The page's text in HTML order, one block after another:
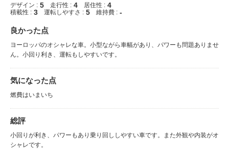
デザイン : 5 走行性 : 4 居住性 : 4
積載性 : 3 運転しやすさ : 5 維持費 : -
良かった点
ヨーロッパのオシャレな車。小型ながら車幅があり、パワーも問題ありませ
ん。小回り利き、運転もしやすいです。
気になった点
燃費はいまいち
総評
小回りが利き、パワーもあり乗り回ししやすい車です。また外観や内装がオ
シャレです。